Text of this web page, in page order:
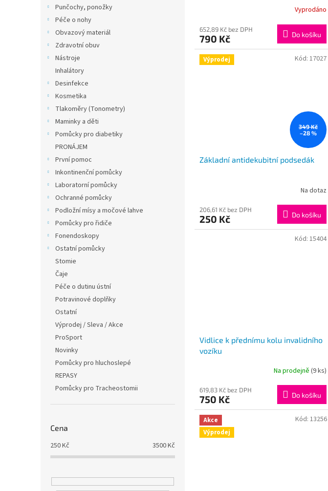
Punčochy, ponožky
Péče o nohy
Obvazový materiál
Zdravotní obuv
Nástroje
Inhalátory
Desinfekce
Kosmetika
Tlakoměry (Tonometry)
Maminky a děti
Pomůcky pro diabetiky
PRONÁJEM
První pomoc
Inkontinenční pomůcky
Laboratorní pomůcky
Ochranné pomůcky
Podložní mísy a močové lahve
Pomůcky pro řidiče
Fonendoskopy
Ostatní pomůcky
Stomie
Čaje
Péče o dutinu ústní
Potravinové doplňky
Ostatní
Výprodej / Sleva / Akce
ProSport
Novinky
Pomůcky pro hluchoslepé
REPASY
Pomůcky pro Tracheostomii
Cena
250Kč 3500Kč
Vyprodáno
652,89 Kč bez DPH
790 Kč Do košíku
Výprodej
349 Kč
–28 %
Základní antidekubitní podsedák
Na dotaz
206,61 Kč bez DPH
250 Kč Do košíku
Kód: 17027
Vidlice k přednímu kolu invalidního
vozíku
Na prodejně (9 ks)
619,83 Kč bez DPH
750 Kč Do košíku
Kód: 15404
Akce
Výprodej
Kód: 13256